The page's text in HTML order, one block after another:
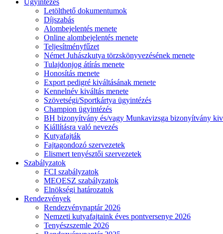
Ügyintézés
Letölthető dokumentumok
Díjszabás
Alombejelentés menete
Online alombejelentés menete
Teljesítményfűzet
Német Juhászkutya törzskönyvezésének menete
Tulajdonjog átírás menete
Honosítás menete
Export pedigré kiváltásának menete
Kennelnév kiváltás menete
Szövetségi/Sportkártya ügyintézés
Champion ügyintézés
BH bizonyítvány és/vagy Munkavizsga bizonyítvány
Kiállításra való nevezés
Kutyafajták
Fajtagondozó szervezetek
Elismert tenyésztői szervezetek
Szabályzatok
FCI szabályzatok
MEOESZ szabályzatok
Elnökségi határozatok
Rendezvények
Rendezvénynaptár 2026
Nemzeti kutyafajtaink éves pontversenye 2026
Tenyészszemle 2026